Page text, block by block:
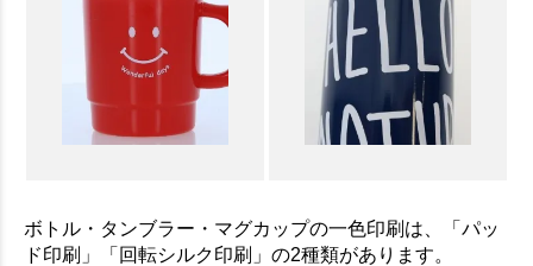
ボトル・タンブラー・マグカップの一色印刷は、「パッ
ド印刷」「回転シルク印刷」の2種類があります。